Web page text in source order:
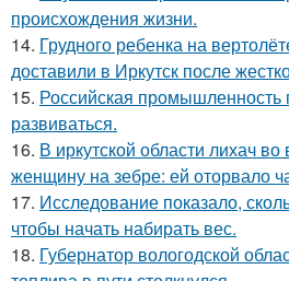
происхождения жизни.
14. Грудного ребенка на
доставили в Иркутск после
15. Российская промышленность
развиваться.
16. В иркутской области лихач
женщину на зебре: ей оторвало
17. Исследование показало,
чтобы начать набирать вес.
18. Губернатор вологодской